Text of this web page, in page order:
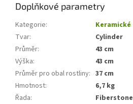
Doplňkové parametry
Kategorie:
Keramické
Tvar:
Cylinder
Průměr:
43 cm
Výška:
43 cm
Průměr pro obal rostliny: 37 cm
Hmotnost:
6,7 kg
Řada:
Fiberstone